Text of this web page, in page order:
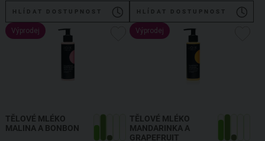
HLÍDAT DOSTUPNOST HLÍDAT DOSTUPNOST
Výprodej
TĚLOVÉ MLÉKO
MALINA A BONBON
Výprodej
TĚLOVÉ MLÉKO
MANDARINKA A
GRAPEFRUIT